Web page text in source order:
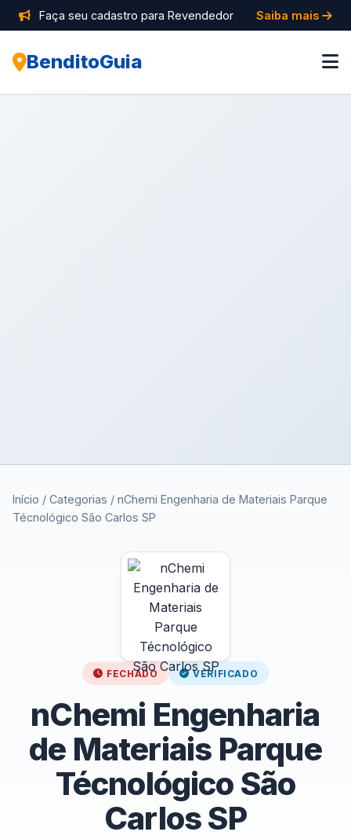
Faça seu cadastro para Revendedor Saiba mais
BenditoGuia
Início / Categorias / nChemi Engenharia de Materiais Parque
Técnológico São Carlos SP
FECHADO VERIFICADO
nChemi Engenharia
de Materiais Parque
Técnológico São
Carlos SP